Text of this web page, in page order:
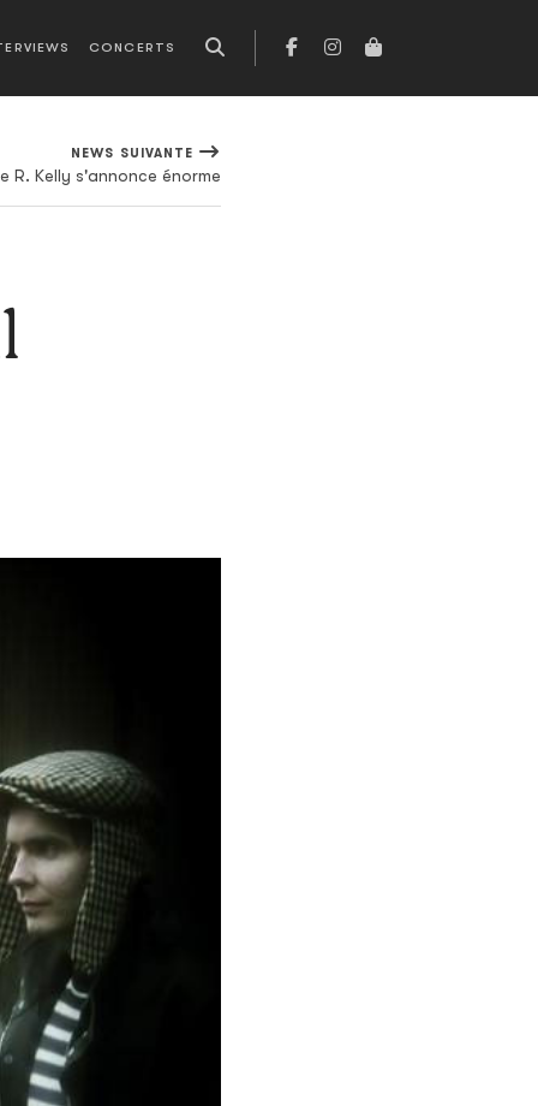
CONCERTS
NEWS SUIVANTE
R. Kelly s'annonce énorme